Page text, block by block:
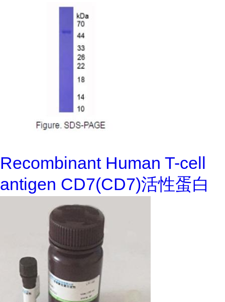
Recombinant Human T-cell
antigen CD7(CD7)活性蛋白